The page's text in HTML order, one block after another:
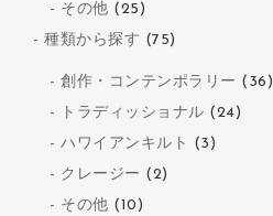
その他 (25)
種類から探す (75)
創作・コンテンポラリー (36)
トラディッショナル (24)
ハワイアンキルト (3)
クレージー (2)
その他 (10)